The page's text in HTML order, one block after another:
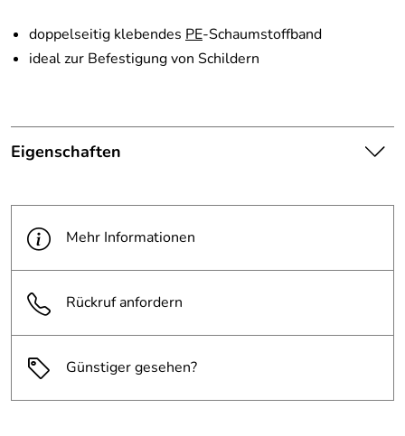
doppelseitig klebendes PE-Schaumstoffband
ideal zur Befestigung von Schildern
Eigenschaften
Hinweis
Produktbilder:
stellt keine verbindliche
beachten Sie die
Textbeschreibung.
Breite:
12 mm
Mehr Informationen
Rückruf anfordern
Günstiger gesehen?